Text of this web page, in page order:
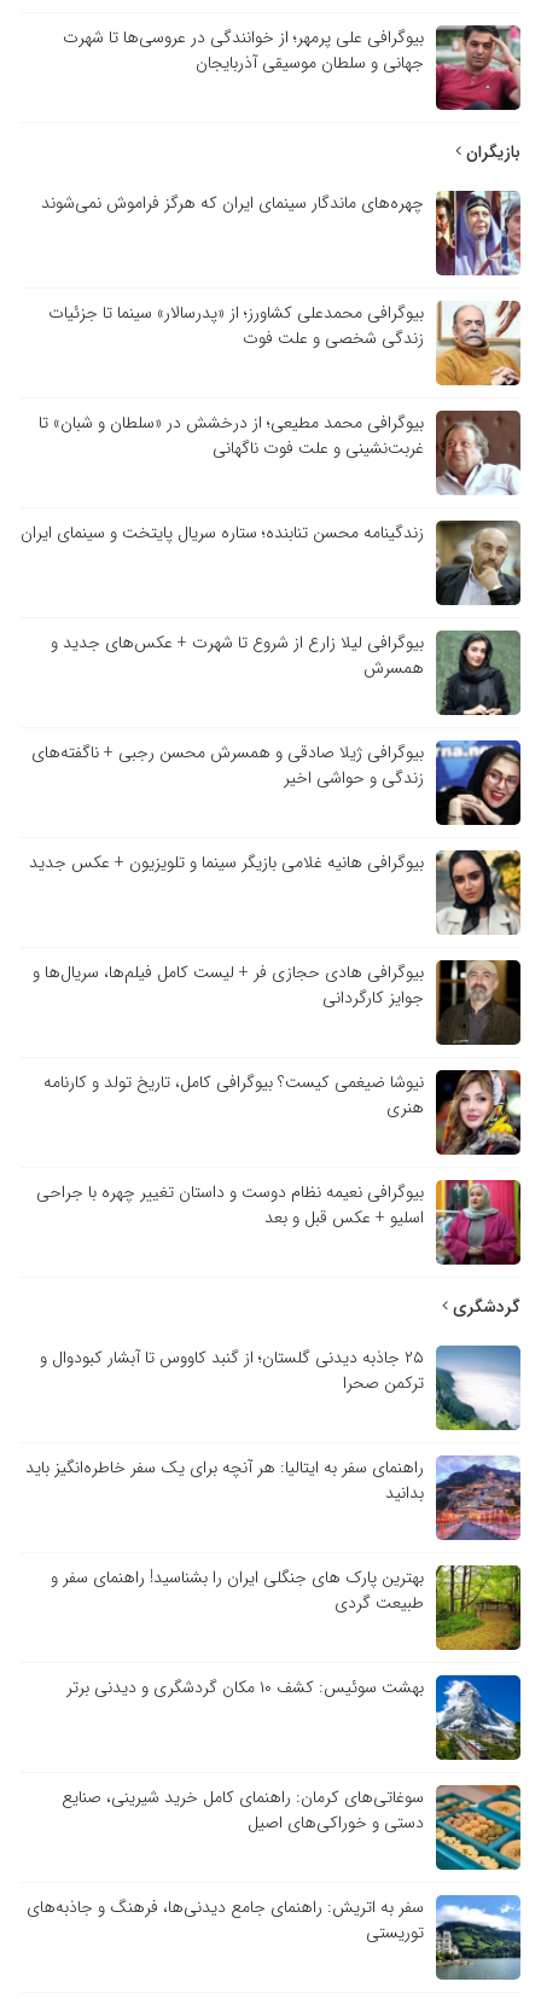
بیوگرافی علی پرمهر؛ از خوانندگی در عروسی‌ها تا شهرت
جهانی و سلطان موسیقی آذربایجان
بازیگران
چهره‌های ماندگار سینمای ایران که هرگز فراموش نمی‌شوند
بیوگرافی محمدعلی کشاورز؛ از «پدرسالار» سینما تا جزئیات
زندگی شخصی و علت فوت
بیوگرافی محمد مطیعی؛ از درخشش در «سلطان و شبان» تا
غربت‌نشینی و علت فوت ناگهانی
زندگینامه محسن تنابنده؛ ستاره سریال پایتخت و سینمای ایران
بیوگرافی لیلا زارع از شروع تا شهرت + عکس‌های جدید و
همسرش
بیوگرافی ژیلا صادقی و همسرش محسن رجبی + ناگفته‌های
زندگی و حواشی اخیر
بیوگرافی هانیه غلامی بازیگر سینما و تلویزیون + عکس جدید
بیوگرافی هادی حجازی فر + لیست کامل فیلم‌ها، سریال‌ها و
جوایز کارگردانی
نیوشا ضیغمی کیست؟ بیوگرافی کامل، تاریخ تولد و کارنامه
هنری
بیوگرافی نعیمه نظام دوست و داستان تغییر چهره با جراحی
اسلیو + عکس قبل و بعد
گردشگری
۲۵ جاذبه دیدنی گلستان؛ از گنبد کاووس تا آبشار کبودوال و
ترکمن صحرا
راهنمای سفر به ایتالیا: هر آنچه برای یک سفر خاطره‌انگیز باید
بدانید
بهترین پارک های جنگلی ایران را بشناسید! راهنمای سفر و
طبیعت گردی
بهشت سوئیس: کشف ۱۰ مکان گردشگری و دیدنی برتر
سوغاتی‌های کرمان: راهنمای کامل خرید شیرینی، صنایع
دستی و خوراکی‌های اصیل
سفر به اتریش: راهنمای جامع دیدنی‌ها، فرهنگ و جاذبه‌های
توریستی